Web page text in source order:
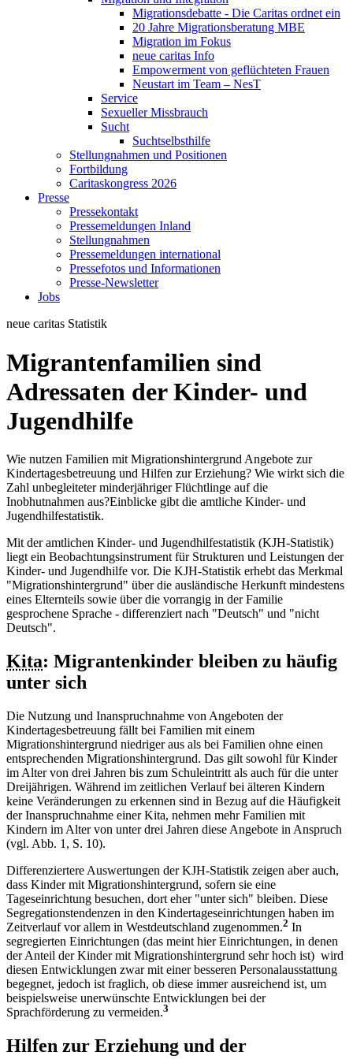
Migrationsdebatte - Die Caritas ordnet ein
20 Jahre Migrationsberatung MBE
Migration im Fokus
neue caritas Info
Empowerment von geflüchteten Frauen
Neustart im Team – NesT
Service
Sexueller Missbrauch
Sucht
Suchtselbsthilfe
Stellungnahmen und Positionen
Fortbildung
Caritaskongress 2026
Presse
Pressekontakt
Pressemeldungen Inland
Stellungnahmen
Pressemeldungen international
Pressefotos und Informationen
Presse-Newsletter
Jobs
neue caritas Statistik
Migrantenfamilien sind
Adressaten der Kinder- und
Jugendhilfe
Wie nutzen Familien mit Migrationshintergrund Angebote zur
Kindertagesbetreuung und Hilfen zur Erziehung? Wie wirkt sich die
Zahl unbegleiteter minderjähriger Flüchtlinge auf die
Inobhutnahmen aus?Einblicke gibt die amtliche Kinder- und
Jugendhilfestatistik.
Mit der amtlichen Kinder- und Jugendhilfestatistik (KJH-Statistik)
liegt ein Beobachtungsinstrument für Strukturen und Leistungen der
Kinder- und Jugendhilfe vor. Die KJH-Statistik erhebt das Merkmal
"Migrationshintergrund" über die ausländische Herkunft min­destens
eines Elternteils sowie über die vorrangig in der Familie
gesprochene Sprache - differenziert nach "Deutsch" und "nicht
Deutsch".
Kita: Migrantenkinder bleiben zu häufig
unter sich
Die Nutzung und Inanspruchnahme von Angeboten der
Kindertagesbetreuung fällt bei Familien mit einem
Migrationshintergrund niedriger aus als bei Familien ohne einen
entsprechenden Migrationshintergrund. Das gilt sowohl für Kinder
im Alter von drei Jahren bis zum Schuleintritt als auch für die unter
Dreijährigen. Während im zeitlichen Verlauf bei älteren Kindern
keine Veränderungen zu erkennen sind in Bezug auf die Häufigkeit
der Inanspruchnahme einer Kita, nehmen mehr Familien mit
Kindern im Alter von unter drei Jahren diese Angebote in Anspruch
(vgl. Abb. 1, S. 10).
Differenziertere Auswertungen der KJH-Statistik zeigen aber auch,
dass Kinder mit Migrationshintergrund, sofern sie eine
Tageseinrichtung besuchen, dort eher "unter sich" bleiben. Diese
Segregationstendenzen in den Kindertageseinrichtungen haben im
Zeitverlauf vor allem in Westdeutschland zugenommen.2 In
segregierten Einrichtungen (das meint hier Einrichtungen, in denen
der Anteil der Kinder mit Migrationshintergrund sehr hoch ist) wird
diesen Entwicklungen zwar mit einer besseren Personalausstattung
begegnet, jedoch ist fraglich, ob diese immer ausreichend ist, um
beispielsweise unerwünschte Entwicklungen bei der
Sprachförderung zu vermeiden.3
Hilfen zur Erziehung und der